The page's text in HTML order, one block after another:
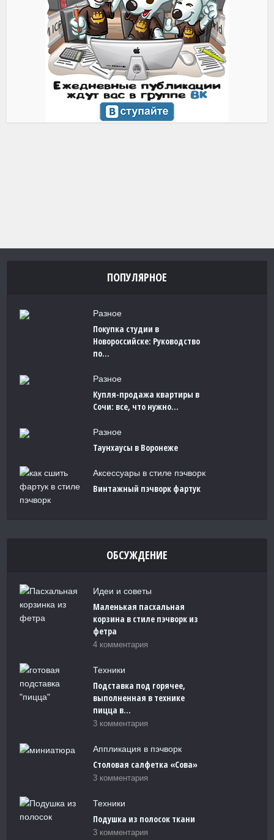
ПОПУЛЯРНОЕ
Разное
Покупка студии в
Новороссийске: Руководство
по...
Разное
Купля-продажа квартиры в
Сочи: все, что нужно...
Разное
Таунхаусы в Воронеже
Аксессуары в стиле пэчворк
Винтажный пэчворк фартук
ОБСУЖДЕНИЕ
Идеи и советы
Маленькая пасхальная
корзина в стиле пэчворк из
фетра
4 комментария
Техники
Подставка под горячее,
выполненная в технике
пицца в...
3 комментария
Аппликация в пэчворк
Столовая салфетка «Сова»
3 комментария
Техники
Подушка из полосок ткани
3 комментария